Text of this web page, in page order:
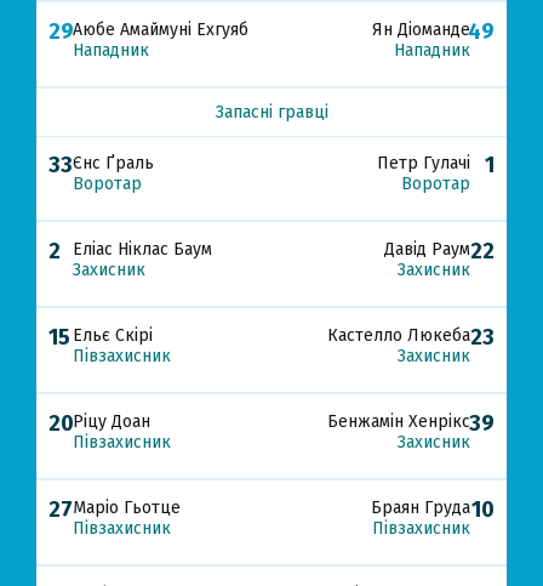
29Аюбе Амаймуні Ехгуяб
Нападник
49
Ян Діоманде
Нападник
Запасні гравці
33Єнс Ґраль
Воротар
2
Еліас Ніклас Баум
Захисник
15 Ельє Скірі
Півзахисник
20Ріцу Доан
Півзахисник
27Маріо Гьотце
Півзахисник
1
Петр Гулачі
Воротар
22
Давід Раум
Захисник
23
Кастелло Люкеба
Захисник
39
Бенжамін Хенрікс
Захисник
10
Браян Груда
Півзахисник